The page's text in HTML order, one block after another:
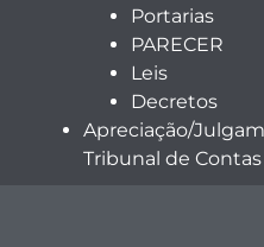
Portarias
PARECER
Leis
Decretos
Apreciação/
Tribunal de Contas